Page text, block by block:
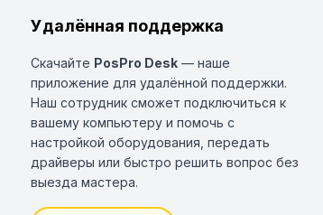
Удалённая поддержка
Скачайте PosPro Desk — наше
приложение для удалённой поддержки.
Наш сотрудник сможет подключиться к
вашему компьютеру и помочь с
настройкой оборудования, передать
драйверы или быстро решить вопрос без
выезда мастера.